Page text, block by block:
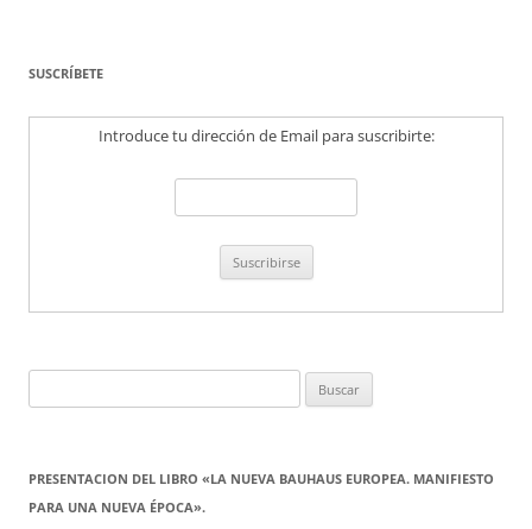
SUSCRÍBETE
Introduce tu dirección de Email para suscribirte:
PRESENTACION DEL LIBRO «LA NUEVA BAUHAUS EUROPEA. MANIFIESTO
PARA UNA NUEVA ÉPOCA».